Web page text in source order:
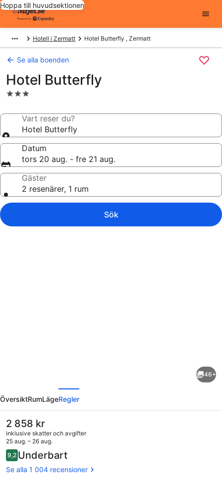
Hoppa till huvudsektionen
Hotell i Zermatt Hotel Butterfly , Zermatt
Se alla boenden
Hotel Butterfly
3.0-
boendeVart reser du?
Hotel Butterfly
Datum
tors 20 aug. - fre 21 aug.
Gäster
2 resenärer, 1 rum
Sök
46+
ÖversiktRumLägeRegler
Det
nuvarande
priset
är
2 858 kr
2 858 kr
inklusive skatter och avgifter
25 aug. – 26 aug.
Recensioner
9,29,2 av 10,
Underbart
Se alla 1 004 recensioner